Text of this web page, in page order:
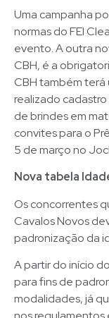
Uma campanha
normas do FEI
evento. A outra
CBH, é a
CBH também
realizado
de brindes em
convites para o
5 de março no
Nova tabela
Os concorrentes
Cavalos Novos
padronização da
A partir do início
para fins de
modalidades, já